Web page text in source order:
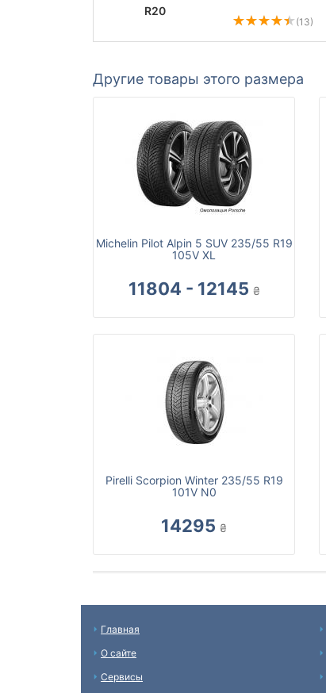
R20
(13)
Другие товары этого размера
Michelin Pilot Alpin 5 SUV 235/55 R19
105V XL
11804 - 12145 ₴
Pirelli Scorpion Winter 235/55 R19
101V N0
14295 ₴
Главная
О сайте
Сервисы